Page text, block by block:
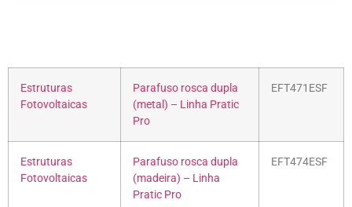
Estruturas
Fotovoltaicas
Parafuso rosca dupla
(metal) – Linha Pratic
Pro
EFT471ESF
Estruturas
Fotovoltaicas
Parafuso rosca dupla
(madeira) – Linha
Pratic Pro
EFT474ESF